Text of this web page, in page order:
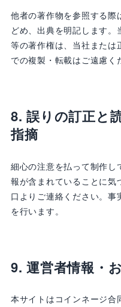
他者の著作物を参照する際
どめ、出典を明記します
等の著作権は、当社または
での複製・転載はご遠慮く
8. 誤りの訂正と
指摘
細心の注意を払って制作し
報が含まれていることに気
口よりご連絡ください。事
を行います。
9. 運営者情報・
本サイトはコインネージ合